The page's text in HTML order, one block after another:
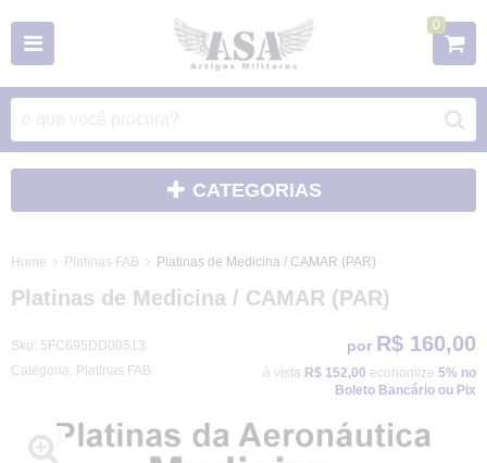
0
CATEGORIAS
Home Platinas FAB Platinas de Medicina / CAMAR (PAR)
Platinas de Medicina / CAMAR (PAR)
Sku: 5FC695DD00513
Categoria: Platinas FAB
por R$ 160,00
à vista R$ 152,00 economize 5% no
Boleto Bancário ou Pix